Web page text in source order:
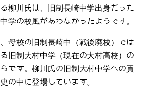
柳川氏は、旧制長崎中学出身だった
学の校風があわなかったようです。
母校の旧制長崎中（戦後廃校）では
旧制大村中学（現在の大村高校）の
です。柳川氏の旧制大村中学への貢
の中に登場しています。